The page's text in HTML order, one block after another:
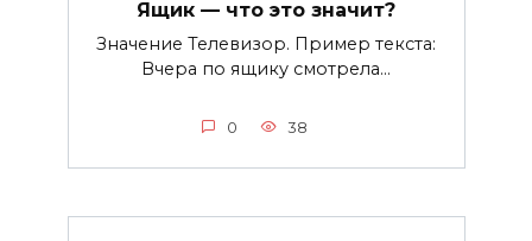
Ящик — что это значит?
Значение Телевизор. Пример текста:
Вчера по ящику смотрела…
0 38